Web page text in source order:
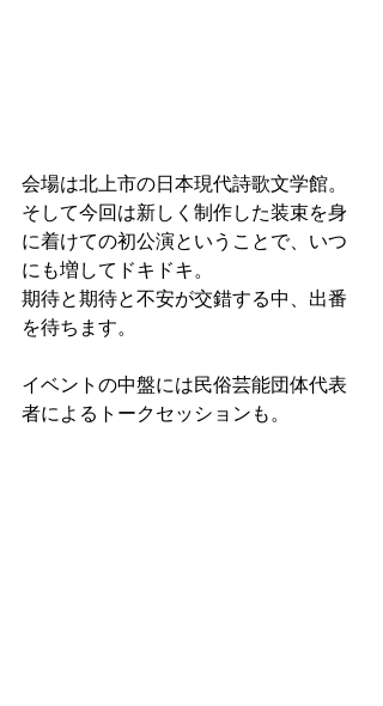
会場は北上市の日本現代詩歌文学館。
そして今回は新しく制作した装束を身
に着けての初公演ということで、いつ
にも増してドキドキ。
期待と期待と不安が交錯する中、出番
を待ちます。
イベントの中盤には民俗芸能団体代表
者によるトークセッションも。